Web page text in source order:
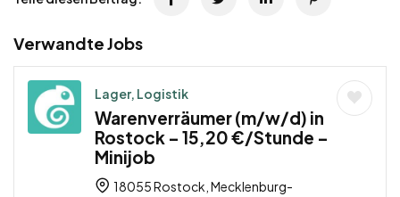
Verwandte Jobs
Lager, Logistik
Warenverräumer (m/w/d) in
Rostock – 15,20 €/Stunde –
Minijob
18055 Rostock, Mecklenburg-